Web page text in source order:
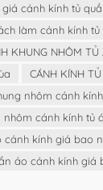
giá cánh kính tủ
làm cánh kính tủ
KHUNG NHÔM TỦ
CÁNH KÍNH
nhôm cánh
nhôm cánh kính tủ
cánh kính giá bao
áo cánh kính giá